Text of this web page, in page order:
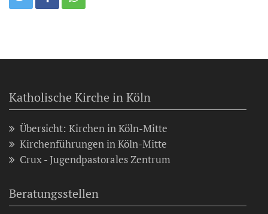
Katholische Kirche in Köln
Übersicht: Kirchen in Köln-Mitte
Kirchenführungen in Köln-Mitte
Crux - Jugendpastorales Zentrum
Beratungsstellen